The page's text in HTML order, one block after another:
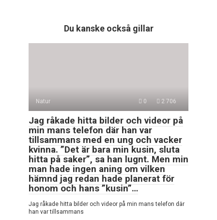
Du kanske också gillar
Natur 0 2 706
Jag råkade hitta bilder och videor på
min mans telefon där han var
tillsammans med en ung och vacker
kvinna. ”Det är bara min kusin, sluta
hitta på saker”, sa han lugnt. Men min
man hade ingen aning om vilken
hämnd jag redan hade planerat för
honom och hans ”kusin”…
Jag råkade hitta bilder och videor på min mans telefon där
han var tillsammans